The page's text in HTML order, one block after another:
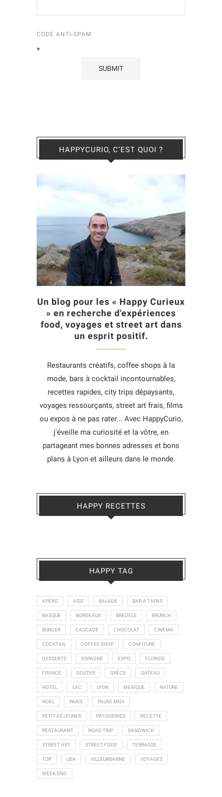
CODE ANTI-SPAM
*
HAPPYCURIO, C’EST QUOI ?
Un blog pour les « Happy Curieux
» en recherche d'expériences
food, voyages et street art dans
un esprit positif.
Restaurants créatifs, coffee shops à la
mode, bars à cocktail incontournables,
recettes rapides, city trips dépaysants,
voyages ressourçants, street art frais, films
ou expos à ne pas rater... Avec HappyCurio,
j'éveille ma curiosité et la vôtre, en
partageant mes bonnes adresses et bons
plans à Lyon et ailleurs dans le monde.
HAPPY RECETTES
HAPPY TAG
APÉRO ASIE BALADE BAR À TAPAS
BASQUE BORDEAUX BREDELE BRUNCH
BURGER CASCADE CHOCOLAT CINÉMA
COCKTAIL COFFEE SHOP CONFITURE
DESSERTS ESPAGNE EXPO FLORIDE
FRANCE GOÛTER GRÈCE GÂTEAU
HOTEL LAC LYON MEXIQUE NATURE
NOEL PARIS PAUSE MIDI
PETIT DÉJEUNER PÂTISSERIES RECETTE
RESTAURANT ROAD TRIP SANDWICH
STREET ART STREET FOOD TERRASSE
TOP USA VILLEURBANNE VOYAGES
WEEK-END